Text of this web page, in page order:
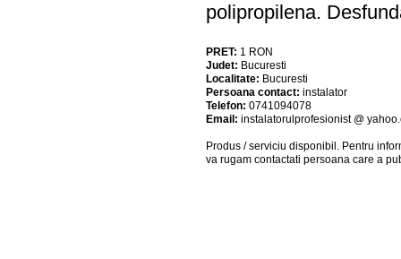
polipropilena.
PRET: 1 RON
Judet: Bucuresti
Localitate: Bucuresti
Persoana contact: instalator
Telefon: 0741094078
Email: instalatorulprofesionist @
Produs / serviciu disponibil . Pentru
va rugam contactati persoana care a